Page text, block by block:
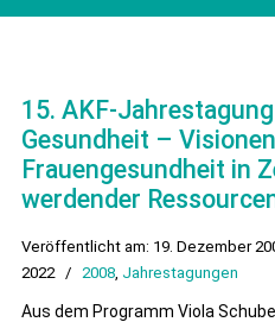
15. AKF-
Gesundheit –
Frauengesundheit in
werdender
Veröffentlicht am: 19. Dezember
2022 / 2008, Jahrestagungen
Aus dem Programm Viola